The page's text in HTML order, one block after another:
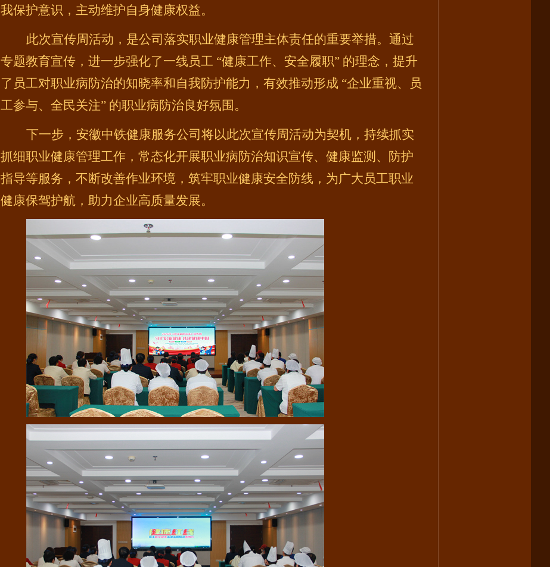
我保护意识，主动维护自身健康权益。
此次宣传周活动，是公司落实职业健康管理主体责任的重要举措。通过
专题教育宣传，进一步强化了一线员工 “健康工作、安全履职” 的理念，提升
了员工对职业病防治的知晓率和自我防护能力，有效推动形成 “企业重视、员
工参与、全民关注” 的职业病防治良好氛围。
下一步，安徽中铁健康服务公司将以此次宣传周活动为契机，持续抓实
抓细职业健康管理工作，常态化开展职业病防治知识宣传、健康监测、防护
指导等服务，不断改善作业环境，筑牢职业健康安全防线，为广大员工职业
健康保驾护航，助力企业高质量发展。